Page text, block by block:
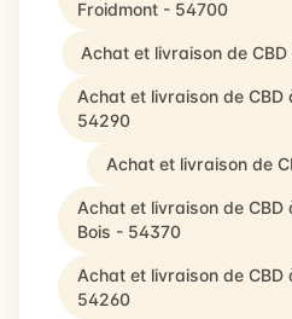
Froidmont - 54700
Achat et livraison de
Achat et livraison de CBD
54290
Achat et livraison de
Achat et livraison de
Bois - 54370
Achat et livraison de CBD
54260